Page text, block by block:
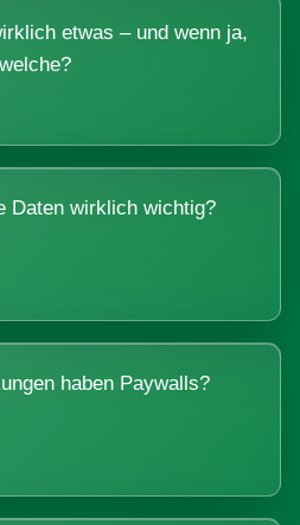
etwas – und wenn ja,
welche?
Daten wirklich wichtig?
haben Paywalls?